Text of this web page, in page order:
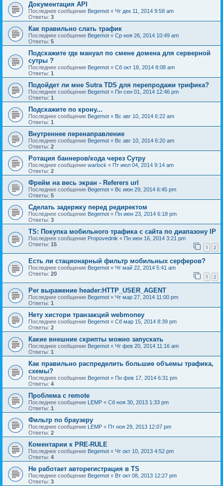
Документация API
Последнее сообщение Begemot « Чт дек 11, 2014 9:58 am
Ответы: 3
Как правильно слать трафик
Последнее сообщение Begemot « Ср ноя 26, 2014 10:49 am
Ответы: 5
Подскажите где мануал по смене домена для серверной
сутры ?
Последнее сообщение Begemot « Сб окт 18, 2014 8:08 am
Ответы: 1
Подойдет ли мне Sutra TDS для перепродажи трифика?
Последнее сообщение Begemot « Пн сен 01, 2014 12:46 pm
Ответы: 1
Подскажите по крону...
Последнее сообщение Begemot « Вс авг 10, 2014 6:22 am
Ответы: 1
Внутреннее перенаправление
Последнее сообщение Begemot « Вс авг 10, 2014 6:20 am
Ответы: 2
Ротация баннеров/кода через Сутру
Последнее сообщение warlock « Пт июл 04, 2014 9:14 am
Ответы: 2
Фрейм на весь экран - Referers url
Последнее сообщение Begemot « Вс июн 29, 2014 6:45 pm
Ответы: 5
Сделать задержку перед редиректом
Последнее сообщение Begemot « Пн июн 23, 2014 6:18 pm
Ответы: 3
TS: Покупка мобильного трафика с сайта по диапазону IP
Последнее сообщение Propovednik « Пн июн 16, 2014 3:21 pm
Ответы: 15 1 2
Есть ли стационарный фильтр мобильных серферов?
Последнее сообщение Begemot « Чт май 22, 2014 5:41 am
Ответы: 20 1 2
Рег выражение header:HTTP_USER_AGENT
Последнее сообщение Begemot « Чт мар 27, 2014 11:00 pm
Ответы: 1
Нету хистори транзакций webmoney
Последнее сообщение Begemot « Сб мар 15, 2014 8:39 pm
Ответы: 2
Какие внешние скрипты можно запускать
Последнее сообщение Begemot « Чт фев 20, 2014 11:16 am
Ответы: 1
Как правильно распределить большие объемы трафика,
схемы?
Последнее сообщение Begemot « Пн фев 17, 2014 6:31 pm
Ответы: 4
Проблема с remote
Последнее сообщение LEMP « Сб ноя 30, 2013 1:33 pm
Ответы: 1
Фильтр по браузеру
Последнее сообщение LEMP « Пт ноя 29, 2013 12:07 pm
Ответы: 2
Коментарии к PRE-RULE
Последнее сообщение Begemot « Чт окт 10, 2013 4:52 pm
Ответы: 4
Не работает авторегистрация в TS
Последнее сообщение Begemot « Вт окт 08, 2013 12:27 pm
Ответы: 3